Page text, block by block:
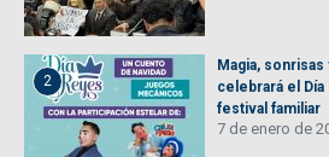
2
Magia,
celebrará el
festival familiar
7 de enero de